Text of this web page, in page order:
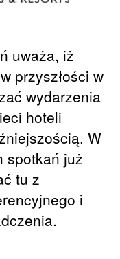
uważa, iż
przyszłości w
wydarzenia
hoteli
W
spotkań już
tu z
i